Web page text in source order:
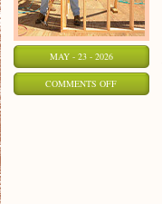
MAY - 23 - 2026
COMMENTS OFFON